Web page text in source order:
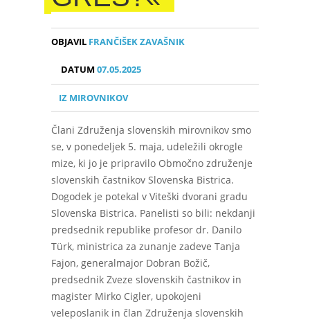
OBJAVIL FRANČIŠEK ZAVAŠNIK
DATUM07.05.2025
IZ MIROVNIKOV
Člani Združenja slovenskih mirovnikov smo
se, v ponedeljek 5. maja, udeležili okrogle
mize, ki jo je pripravilo Območno združenje
slovenskih častnikov Slovenska Bistrica.
Dogodek je potekal v Viteški dvorani gradu
Slovenska Bistrica. Panelisti so bili: nekdanji
predsednik republike profesor dr. Danilo
Türk, ministrica za zunanje zadeve Tanja
Fajon, generalmajor Dobran Božič,
predsednik Zveze slovenskih častnikov in
magister Mirko Cigler, upokojeni
veleposlanik in član Združenja slovenskih